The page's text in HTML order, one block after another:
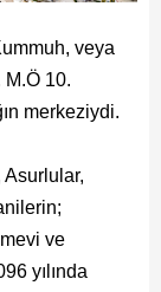
veya
M.Ö 10.
merkeziydi.
Asurlular,
ve
yılında